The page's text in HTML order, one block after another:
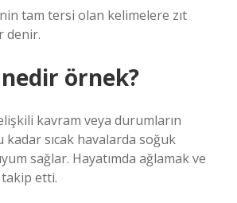
tam tersi olan kelimelere zıt
denir.
nedir örnek?
kavram veya durumların
kadar sıcak havalarda soğuk
sağlar. Hayatımda ağlamak ve
etti.